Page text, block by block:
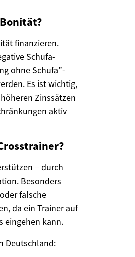
finanzieren.
Schufa-
ohne Schufa”-
Es ist wichtig,
Zinssätzen
aktiv
– durch
Besonders
falsche
da ein Trainer auf
eingehen kann.
Deutschland: